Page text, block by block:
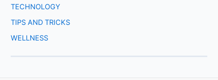
TECHNOLOGY
TIPS AND TRICKS
WELLNESS